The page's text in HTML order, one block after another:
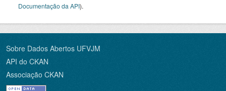
Documentação da API).
Sobre Dados Abertos UFVJM
API do CKAN
Associação CKAN